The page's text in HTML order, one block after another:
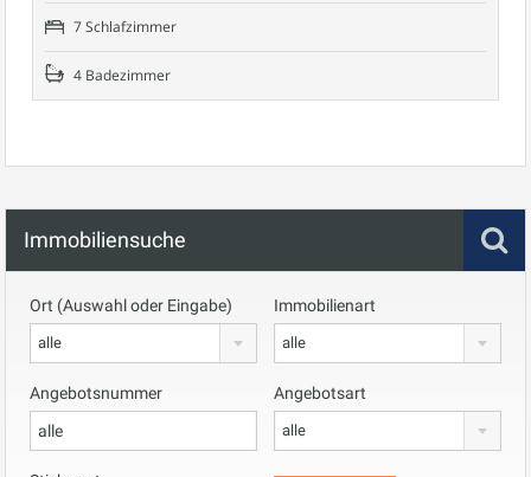
7 Schlafzimmer
4 Badezimmer
Immobiliensuche
Ort (Auswahl oder Eingabe)
alle
Immobilienart
alle
Angebotsnummer Angebotsart
alle